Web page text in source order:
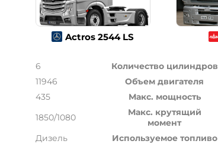
Actros 2544 LS
6 Количество цилиндров
11946
Объем двигателя
435
Макс. мощность
1850/1080
Макс. крутящий
момент
Дизель
Используемое топливо